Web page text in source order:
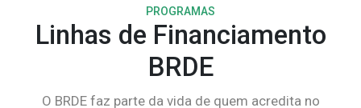
PROGRAMAS
Linhas de Financiamento
BRDE
O BRDE faz parte da vida de quem acredita no